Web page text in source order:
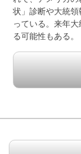
状」診断や大統
っている。来年
る可能性もある。